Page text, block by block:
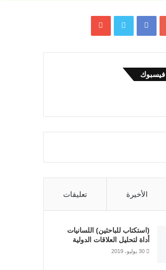
فيسبوك
الأخيرة تعليقات
(استكتاب للباحثين) اللسانيات
أداة لتحليل العلاقات الدولية
30 يوليو، 2019